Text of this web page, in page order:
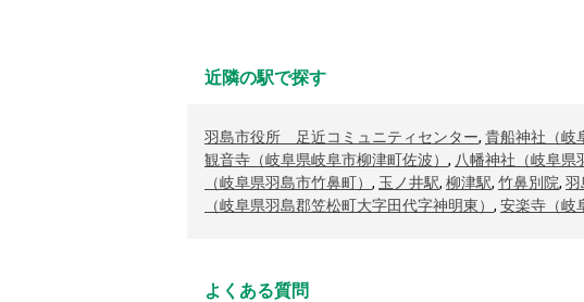
近隣の駅で探す
羽島市役所 足近コミュニティセンター, 貴船神社（岐
観音寺（岐阜県岐阜市柳津町佐波） , 八幡神社（岐阜県
（岐阜県羽島市竹鼻町） , 玉ノ井駅, 柳津駅, 竹鼻別院, 羽
（岐阜県羽島郡笠松町大字田代字神明東） , 安楽寺（岐
よくある質問